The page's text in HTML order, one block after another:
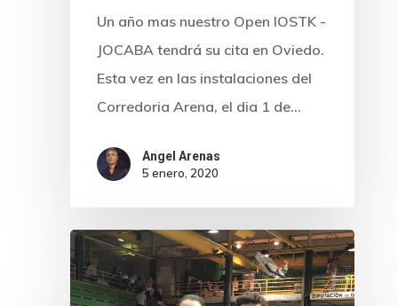
Un año mas nuestro Open IOSTK -
JOCABA tendrá su cita en Oviedo.
Esta vez en las instalaciones del
Corredoria Arena, el dia 1 de…
Angel Arenas
5 enero, 2020
I TROFEO DE KARATE
PLAYA – VILLA DE
VIII Open Internacional
El Dojo 01/06/22
El Dojo 26/05/22
KENYUKAI
Contacto